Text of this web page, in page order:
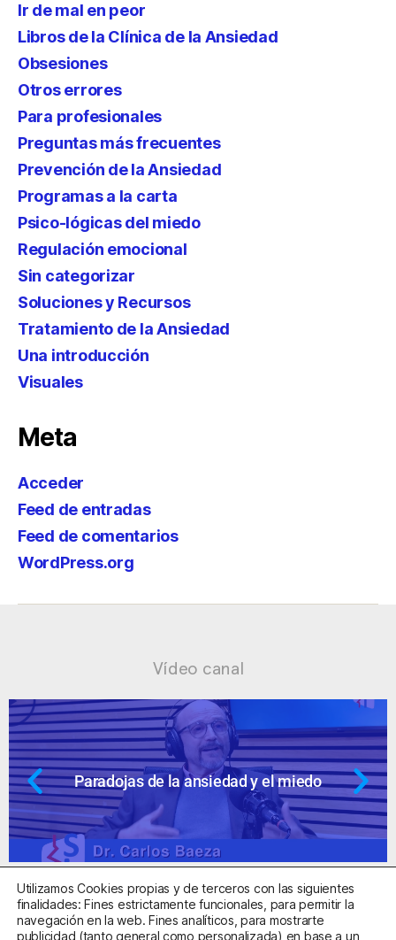
Ir de mal en peor
Libros de la Clínica de la Ansiedad
Obsesiones
Otros errores
Para profesionales
Preguntas más frecuentes
Prevención de la Ansiedad
Programas a la carta
Psico-lógicas del miedo
Regulación emocional
Sin categorizar
Soluciones y Recursos
Tratamiento de la Ansiedad
Una introducción
Visuales
Meta
Acceder
Feed de entradas
Feed de comentarios
WordPress.org
Vídeo canal
y el miedo Ansiedad: supuestos
Utilizamos Cookies propias y de terceros con las siguientes
finalidades: Fines estrictamente funcionales, para permitir la
navegación en la web. Fines analíticos, para mostrarte
publicidad (tanto general como personalizada) en base a un